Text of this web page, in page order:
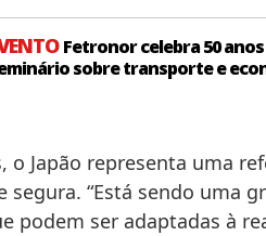
Fetronor celebra 50
sobre transporte e
o Japão representa uma
segura. “Está sendo uma
podem ser adaptadas à